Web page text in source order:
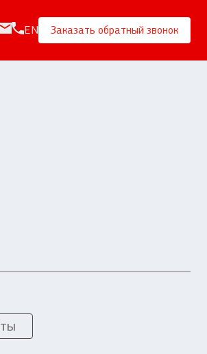
EN Заказать обратный звонок